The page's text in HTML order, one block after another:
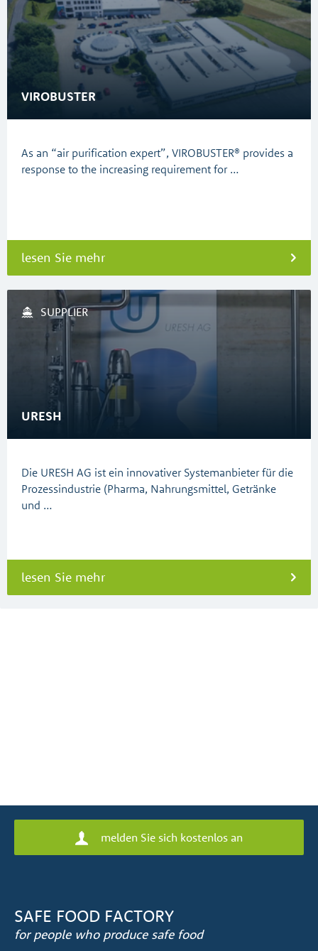
VIROBUSTER
As an “air purification expert”, VIROBUSTER® provides a
response to the increasing requirement for …
lesen Sie mehr
SUPPLIER
URESH
Die URESH AG ist ein innovativer Systemanbieter für die
Prozessindustrie (Pharma, Nahrungsmittel, Getränke
und …
lesen Sie mehr
SAFE FOOD FACTORY
for people who produce safe food
melden Sie sich kostenlos an